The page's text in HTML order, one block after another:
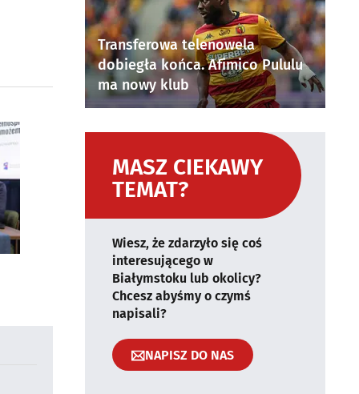
Transferowa telenowela
dobiegła końca. Afimico Pululu
ma nowy klub
MASZ CIEKAWY
TEMAT?
Wiesz, że zdarzyło się coś
interesującego w
Białymstoku lub okolicy?
Chcesz abyśmy o czymś
napisali?
NAPISZ DO NAS